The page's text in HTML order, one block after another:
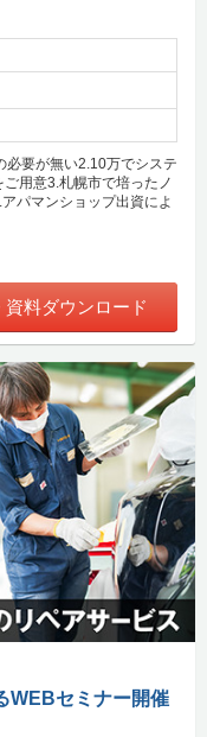
必要が無い2.10万でシステ
用意3.札幌市で培ったノ
パマンショップ出資によ
資料ダウンロード
WEBセミナー開催